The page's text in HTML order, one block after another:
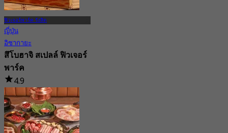
ฟิวเจอร์พาร์ค รังสิต
ญี่ปุ่น
อิซากายะ
สึโบฮาจิ สเปลล์ ฟิวเจอร์
พาร์ค
4.9
53 การจอง
จาก฿ 495